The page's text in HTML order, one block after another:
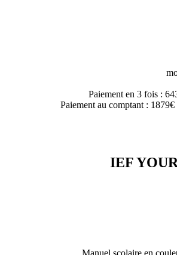
Paiement en 3 fois :
Paiement au comptant :
IEF
Manuel scolaire en